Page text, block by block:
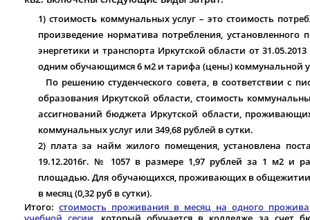
1) стоимость коммунальных услуг – это стоимость
произведение норматива потребления,
энергетики и транспорта Иркутской области от
одним обучающимся 6 м2 и тарифа (цены) коммунальной
По решению студенческого совета, в соответствии с
образования Иркутской области, стоимость
ассигнований бюджета Иркутской области,
коммунальных услуг или 349,68 рублей в сутки.
2) плата за найм жилого помещения, установлена
19.12.2016г. № 1057 в размере 1,97 рублей за 1 м2 и
площадью. Для обучающихся, проживающих в общежитии
в месяц (0,32 руб в сутки).
Итого: стоимость проживания в месяц на одного